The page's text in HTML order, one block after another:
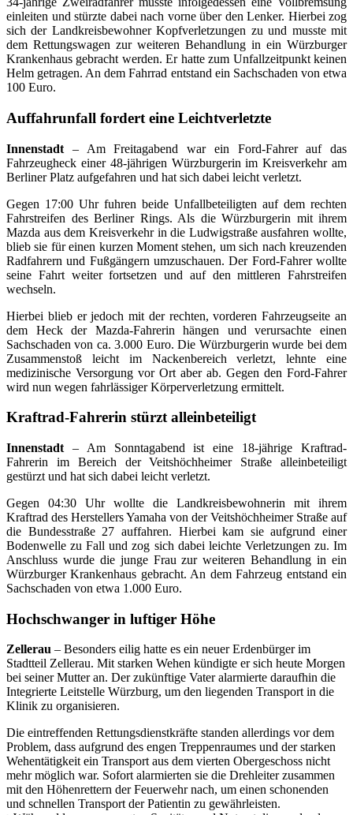
einleiten und stürzte dabei nach vorne über den Lenker. Hierbei zog
sich der Landkreisbewohner Kopfverletzungen zu und musste mit
dem Rettungswagen zur weiteren Behandlung in ein Würzburger
Krankenhaus gebracht werden. Er hatte zum Unfallzeitpunkt keinen
Helm getragen. An dem Fahrrad entstand ein Sachschaden von etwa
100 Euro.
Auffahrunfall fordert eine Leichtverletzte
Innenstadt – Am Freitagabend war ein Ford-Fahrer auf das
Fahrzeugheck einer 48-jährigen Würzburgerin im Kreisverkehr am
Berliner Platz aufgefahren und hat sich dabei leicht verletzt.
Gegen 17:00 Uhr fuhren beide Unfallbeteiligten auf dem rechten
Fahrstreifen des Berliner Rings. Als die Würzburgerin mit ihrem
Mazda aus dem Kreisverkehr in die Ludwigstraße ausfahren wollte,
blieb sie für einen kurzen Moment stehen, um sich nach kreuzenden
Radfahrern und Fußgängern umzuschauen. Der Ford-Fahrer wollte
seine Fahrt weiter fortsetzen und auf den mittleren Fahrstreifen
wechseln.
Hierbei blieb er jedoch mit der rechten, vorderen Fahrzeugseite an
dem Heck der Mazda-Fahrerin hängen und verursachte einen
Sachschaden von ca. 3.000 Euro. Die Würzburgerin wurde bei dem
Zusammenstoß leicht im Nackenbereich verletzt, lehnte eine
medizinische Versorgung vor Ort aber ab. Gegen den Ford-Fahrer
wird nun wegen fahrlässiger Körperverletzung ermittelt.
Kraftrad-Fahrerin stürzt alleinbeteiligt
Innenstadt – Am Sonntagabend ist eine 18-jährige Kraftrad-
Fahrerin im Bereich der Veitshöchheimer Straße alleinbeteiligt
gestürzt und hat sich dabei leicht verletzt.
Gegen 04:30 Uhr wollte die Landkreisbewohnerin mit ihrem
Kraftrad des Herstellers Yamaha von der Veitshöchheimer Straße auf
die Bundesstraße 27 auffahren. Hierbei kam sie aufgrund einer
Bodenwelle zu Fall und zog sich dabei leichte Verletzungen zu. Im
Anschluss wurde die junge Frau zur weiteren Behandlung in ein
Würzburger Krankenhaus gebracht. An dem Fahrzeug entstand ein
Sachschaden von etwa 1.000 Euro.
Hochschwanger in luftiger Höhe
Zellerau – Besonders eilig hatte es ein neuer Erdenbürger im
Stadtteil Zellerau. Mit starken Wehen kündigte er sich heute Morgen
bei seiner Mutter an. Der zukünftige Vater alarmierte daraufhin die
Integrierte Leitstelle Würzburg, um den liegenden Transport in die
Klinik zu organisieren.
Die eintreffenden Rettungsdienstkräfte standen allerdings vor dem
Problem, dass aufgrund des engen Treppenraumes und der starken
Wehentätigkeit ein Transport aus dem vierten Obergeschoss nicht
mehr möglich war. Sofort alarmierten sie die Drehleiter zusammen
mit den Höhenrettern der Feuerwehr nach, um einen schonenden
und schnellen Transport der Patientin zu gewährleisten.